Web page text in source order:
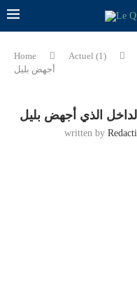
Home Actuel (1)
أجهض بليل
الذي أجهض بليل
written by